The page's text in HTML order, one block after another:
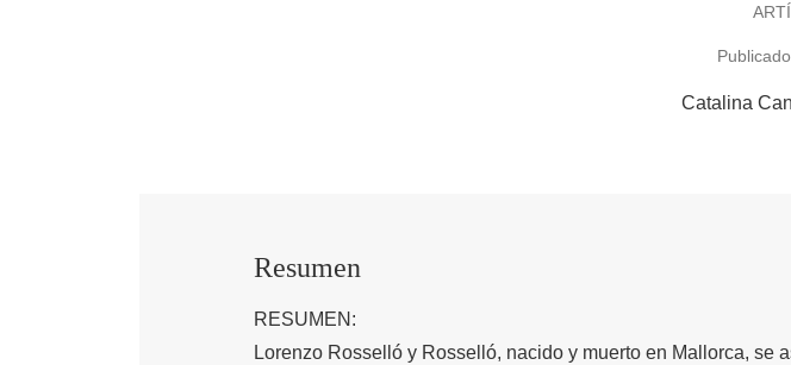
Catalina
Resumen
RESUMEN:
Lorenzo Rosselló y Rosselló, nacido y muerto en Mallorca, se